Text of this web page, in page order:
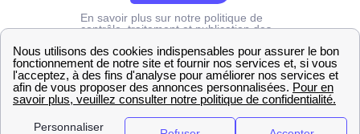
En savoir plus sur notre politique de
contrôle, traitement et publication des
Engie Eure-et-Loir Écluzelles